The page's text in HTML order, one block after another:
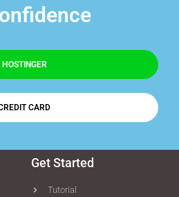
HOSTINGER
CARD
Get Started
Tutorial